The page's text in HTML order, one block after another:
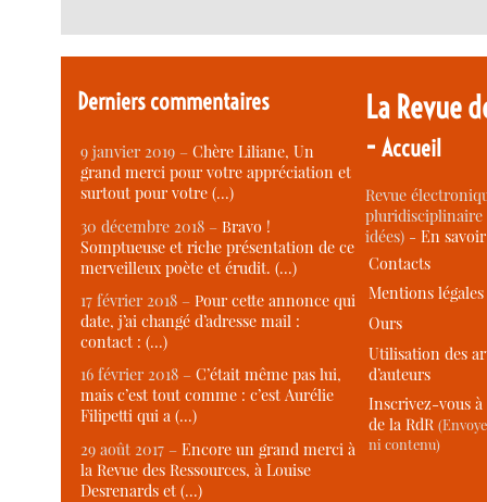
Derniers commentaires
9 janvier 2019 –Chère Liliane, Un
grand merci pour votre appréciation et
surtout pour votre (…)
30 décembre 2018 –Bravo !
Somptueuse et riche présentation de ce
merveilleux poète et érudit. (…)
17 février 2018 –Pour cette annonce qui
date, j’ai changé d’adresse mail :
contact : (…)
16 février 2018 –C’était même pas lui,
mais c’est tout comme : c’est Aurélie
Filipetti qui a (…)
29 août 2017 –Encore un grand merci à
la Revue des Ressources, à Louise
Desrenards et (…)
La Revue
-Accueil
Revue
idées) -En
Contacts
Mentions légales
Ours
Utilisation des
d’auteurs
Inscrivez-vous
de la RdR
ni contenu)